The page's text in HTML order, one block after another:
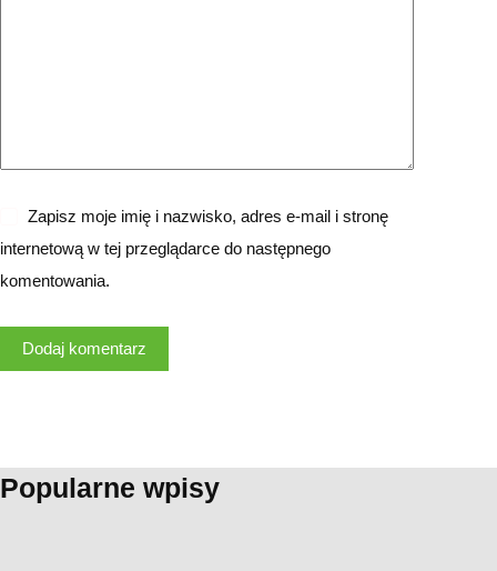
Zapisz moje imię i nazwisko, adres e-mail i stronę
internetową w tej przeglądarce do następnego
komentowania.
Dodaj komentarz
Popularne wpisy